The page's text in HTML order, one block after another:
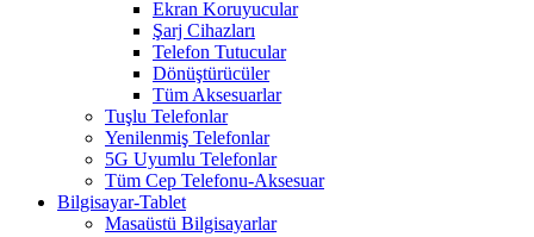
Ekran Koruyucular
Şarj Cihazları
Telefon Tutucular
Dönüştürücüler
Tüm Aksesuarlar
Tuşlu Telefonlar
Yenilenmiş Telefonlar
5G Uyumlu Telefonlar
Tüm Cep Telefonu-Aksesuar
Bilgisayar-Tablet
Masaüstü Bilgisayarlar